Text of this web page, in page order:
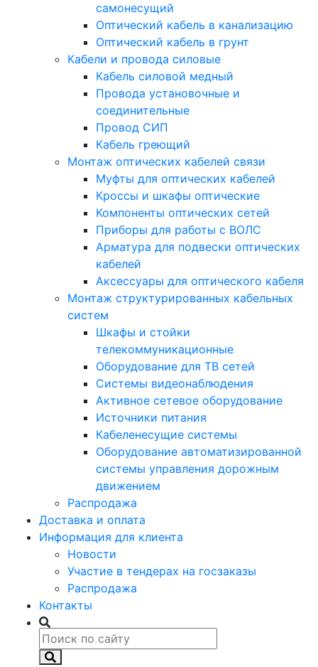
самонесущий
Оптический кабель в канализацию
Оптический кабель в грунт
Кабели и провода силовые
Кабель силовой медный
Провода установочные и
соединительные
Провод СИП
Кабель греющий
Монтаж оптических кабелей связи
Муфты для оптических кабелей
Кроссы и шкафы оптические
Компоненты оптических сетей
Приборы для работы с ВОЛС
Арматура для подвески оптических
кабелей
Аксессуары для оптического кабеля
Монтаж структурированных кабельных
систем
Шкафы и стойки
телекоммуникационные
Оборудование для ТВ сетей
Системы видеонаблюдения
Активное сетевое оборудование
Источники питания
Кабеленесущие системы
Оборудование автоматизированной
системы управления дорожным
движением
Распродажа
Доставка и оплата
Информация для клиента
Новости
Участие в тендерах на госзаказы
Распродажа
Контакты